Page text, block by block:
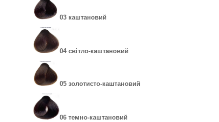
03 каштановий
04 світло-каштановий
05 золотисто-каштановий
06 темно-каштановий